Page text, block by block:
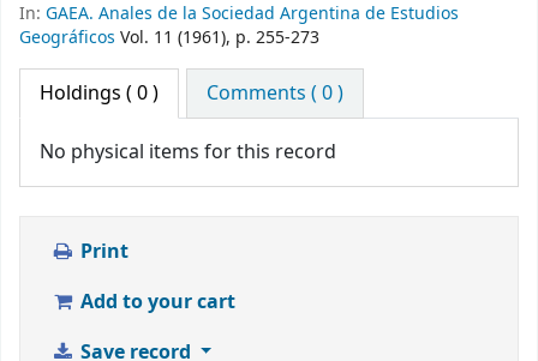
In: GAEA. Anales de la Sociedad Argentina de Estudios
Geográficos Vol. 11 (1961), p. 255-273
Holdings ( 0 ) Comments ( 0 )
No physical items for this record
Print
Add to your cart
Save record